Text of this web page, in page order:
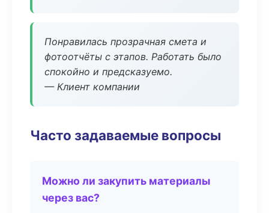
Понравилась прозрачная смета и
фотоотчёты с этапов. Работать было
спокойно и предсказуемо.
— Клиент компании
Часто задаваемые вопросы
Можно ли закупить материалы
через вас?